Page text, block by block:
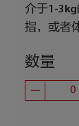
介于1-
指，或者
数量